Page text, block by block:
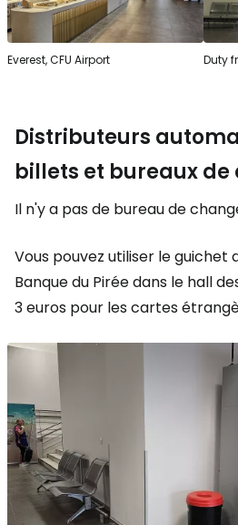
Everest, CFU Airport Duty
Distributeurs
billets et bureaux de
Il n'y a pas de bureau de
Vous pouvez utiliser le guichet
Banque du Pirée dans le hall
3 euros pour les cartes